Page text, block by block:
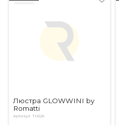
Люстра GLOWWINI by
Romatti
Артикул: TH526